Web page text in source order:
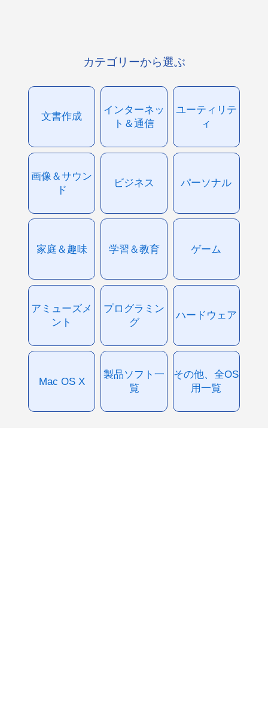
カテゴリーから選ぶ
文書作成
インターネッ
ト＆通信
ユーティリテ
ィ
画像＆サウン
ド
ビジネス パーソナル
家庭＆趣味 学習＆教育 ゲーム
アミューズメ
ント
プログラミン
グ
ハードウェア
Mac OS X
製品ソフト一
覧
その他、全OS
用一覧